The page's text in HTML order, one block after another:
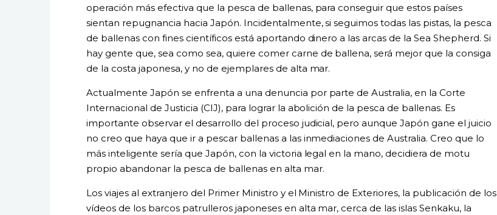
operación más efectiva que la pesca de ballenas, para conseguir que estos países
sientan repugnancia hacia Japón. Incidentalmente, si seguimos todas las pistas, la pesca
de ballenas con fines científicos está aportando dinero a las arcas de la Sea Shepherd. Si
hay gente que, sea como sea, quiere comer carne de ballena, será mejor que la consiga
de la costa japonesa, y no de ejemplares de alta mar.
Actualmente Japón se enfrenta a una denuncia por parte de Australia, en la Corte
Internacional de Justicia (CIJ), para lograr la abolición de la pesca de ballenas. Es
importante observar el desarrollo del proceso judicial, pero aunque Japón gane el juicio
no creo que haya que ir a pescar ballenas a las inmediaciones de Australia. Creo que lo
más inteligente sería que Japón, con la victoria legal en la mano, decidiera de motu
propio abandonar la pesca de ballenas en alta mar.
Los viajes al extranjero del Primer Ministro y el Ministro de Exteriores, la publicación de los
vídeos de los barcos patrulleros japoneses en alta mar, cerca de las islas Senkaku, la